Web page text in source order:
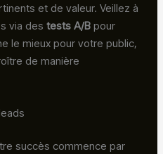
et de valeur. Veillez à
via destests A/B pour
le mieux pour votre public,
de manière
succès commence par